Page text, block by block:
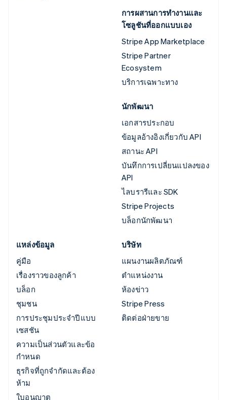
การผสานการทำงานและ
โซลูชันที่ออกแบบเอง
Stripe App Marketplace
Stripe Partner
Ecosystem
บริการเฉพาะทาง
นักพัฒนา
เอกสารประกอบ
ข้อมูลอ้างอิงเกี่ยวกับ API
สถานะ API
บันทึกการเปลี่ยนแปลงของ
API
ไลบรารีและ SDK
Stripe Projects
บล็อกนักพัฒนา
แหล่งข้อมูล
คู่มือ
เรื่องราวของลูกค้า
บล็อก
ชุมชน
การประชุมประจำปีแบบ
เซสชัน
ความเป็นส่วนตัวและข้อ
กำหนด
ธุรกิจที่ถูกจำกัดและต้อง
ห้าม
ใบอนุญาต
บริษัท
แผนงานผลิตภัณฑ์
ตำแหน่งงาน
ห้องข่าว
Stripe Press
ติดต่อฝ่ายขาย